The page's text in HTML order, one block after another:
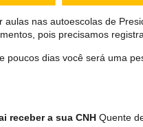
aulas nas autoescolas de
pois precisamos
poucos dias você será uma
receber a sua CNH Quente